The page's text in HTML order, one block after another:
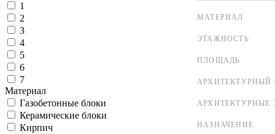
МАТЕРИАЛ
ЭТАЖНОСТЬ
ПЛОЩАДЬ
АРХИТЕКТУРНЫЙ
АРХИТЕКТУРНЫЕ
НАЗНАЧЕНИЕ
1
2
3
4
5
6
7
Материал
Газобетонные блоки
Керамические блоки
Кирпич